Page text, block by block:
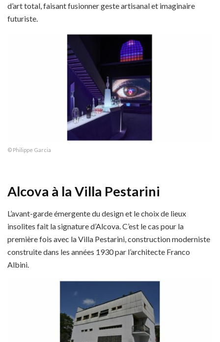
d’art total, faisant fusionner geste artisanal et imaginaire
futuriste.
© Philippe Garcia
Alcova à la Villa Pestarini
L’avant-garde émergente du design et le choix de lieux
insolites fait la signature d’Alcova. C’est le cas pour la
première fois avec la Villa Pestarini, construction moderniste
construite dans les années 1930 par l’architecte Franco
Albini.